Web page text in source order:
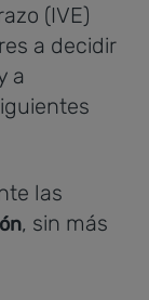
(IVE)
a decidir
a
las
, sin más